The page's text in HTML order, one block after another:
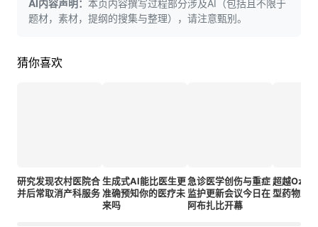
AI内容声明： 本页内容撰写过程部分涉及AI（包括且不限于
题材，素材，提纲的搜集与整理），请注意甄别。
猜你喜欢
研究发现农村医院合
并后常取消产科服务
生成式AI能比医生更
准确预知你的医疗未
来吗
急诊医学创伤与重症
监护更新会议今日在
阿布扎比开幕
超越
型药物助